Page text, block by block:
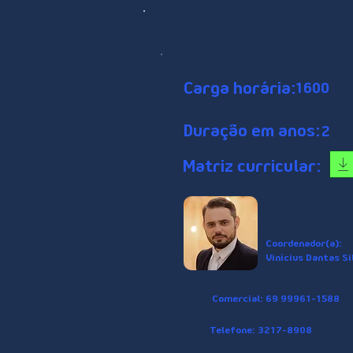
Carga horária:1600
Duração em anos: 2
Matriz curricular:
Coordenador(a):
Vinícius Dantas
Comercial: 69 99961-1588
Telefone: 3217-8908